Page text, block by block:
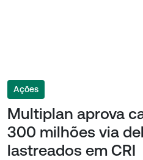
Ações
Multiplan aprova
300 milhões via
lastreados em CRI